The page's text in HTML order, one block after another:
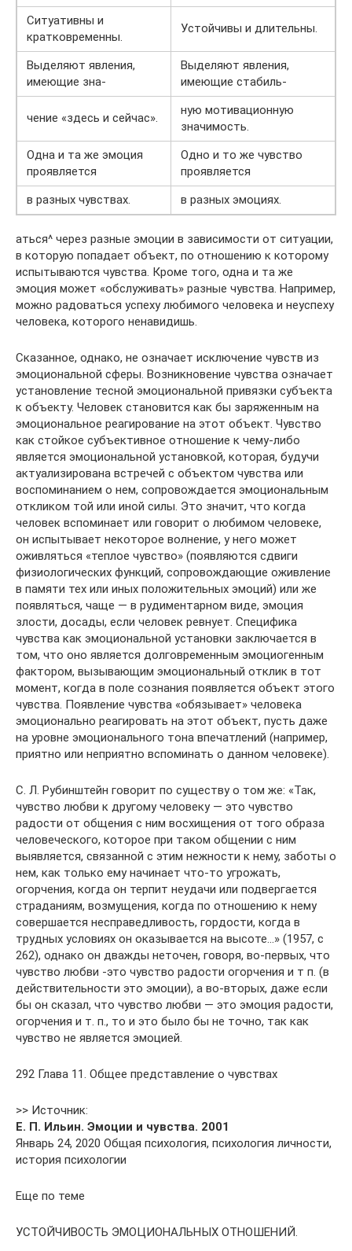
Ситуативны и
кратковременны.
Устойчивы и длительны.
Выделяют явления,
имеющие зна-
Выделяют явления,
имеющие стабиль-
чение «здесь и сейчас».
ную мотивационную
значимость.
Одна и та же эмоция
проявляется
Одно и то же чувство
проявляется
в разных чувствах.
в разных эмоциях.
аться^ через разные эмоции в зависимости от ситуации,
в которую попадает объект, по отношению к которому
испытываются чувства. Кроме того, одна и та же
эмоция может «обслуживать» разные чувства. Например,
можно радоваться успеху любимого человека и неуспеху
человека, которого ненавидишь.
Сказанное, однако, не означает исключение чувств из
эмоциональной сферы. Возникновение чувства означает
установление тесной эмоциональной привязки субъекта
к объекту. Человек становится как бы заряженным на
эмоциональное реагирование на этот объект. Чувство
как стойкое субъективное отношение к чему-либо
является эмоциональной установкой, которая, будучи
актуализирована встречей с объектом чувства или
воспоминанием о нем, сопровождается эмоциональным
откликом той или иной силы. Это значит, что когда
человек вспоминает или говорит о любимом человеке,
он испытывает некоторое волнение, у него может
оживляться «теплое чувство» (появляются сдвиги
физиологических функций, сопровождающие оживление
в памяти тех или иных положительных эмоций) или же
появляться, чаще — в рудиментарном виде, эмоция
злости, досады, если человек ревнует. Специфика
чувства как эмоциональной установки заключается в
том, что оно является долговременным эмоциогенным
фактором, вызывающим эмоциональный отклик в тот
момент, когда в поле сознания появляется объект этого
чувства. Появление чувства «обязывает» человека
эмоционально реагировать на этот объект, пусть даже
на уровне эмоционального тона впечатлений (например,
приятно или неприятно вспоминать о данном человеке).
С. Л. Рубинштейн говорит по существу о том же: «Так,
чувство любви к другому человеку — это чувство
радости от общения с ним восхищения от того образа
человеческого, которое при таком общении с ним
выявляется, связанной с этим нежности к нему, заботы о
нем, как только ему начинает что-то угрожать,
огорчения, когда он терпит неудачи или подвергается
страданиям, возмущения, когда по отношению к нему
совершается несправедливость, гордости, когда в
трудных условиях он оказывается на высоте…» (1957, с
262), однако он дважды неточен, говоря, во-первых, что
чувство любви -это чувство радости огорчения и т п. (в
действительности это эмоции), а во-вторых, даже если
бы он сказал, что чувство любви — это эмоция радости,
огорчения и т. п., то и это было бы не точно, так как
чувство не является эмоцией.
292 Глава 11. Общее представление о чувствах
>> Источник:
Е. П. Ильин. Эмоции и чувства. 2001
Январь 24, 2020 Общая психология, психология личности,
история психологии
Еще по теме
УСТОЙЧИВОСТЬ ЭМОЦИОНАЛЬНЫХ ОТНОШЕНИЙ.